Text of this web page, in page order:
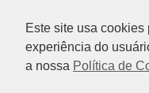
Este site usa cookies
experiência do
a nossa Política de